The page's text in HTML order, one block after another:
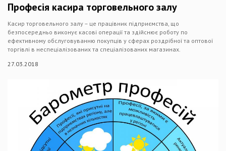
Професія касира торговельного залу
Касир торговельного залу – це працівник підприємства, що
безпосередньо виконує касові операції та здійснює роботу по
ефективному обслуговуванню покупців у сферах роздрібної та оптової
торгівлі в неспеціалізованих та спеціалізованих магазинах.
27.03.2018